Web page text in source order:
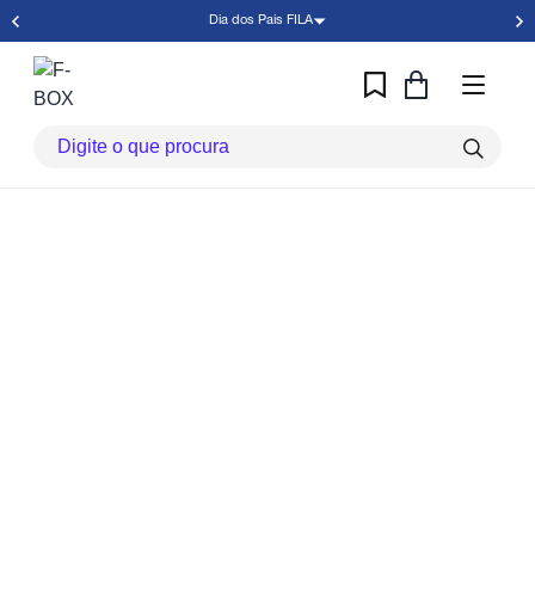
Dia dos Pais FILA